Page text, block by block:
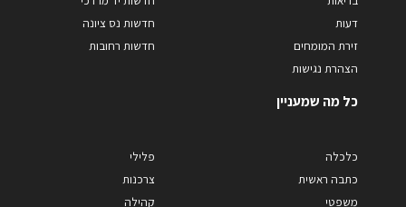
דעות
זירת המומחים
הצהרת נגישות
חדשות נס ציונה
חדשות רחובות
כל מה שמעניין
כלכלה
כתבה ראשית
משפטי
פלילי
צרכנות
קהילה